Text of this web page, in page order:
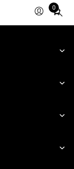
0
Total
items
cart: